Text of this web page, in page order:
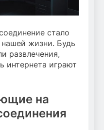
стало
жизни. Будь
развлечения,
интернета играют
на